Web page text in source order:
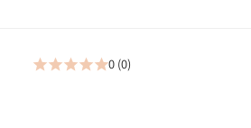
0 (0)